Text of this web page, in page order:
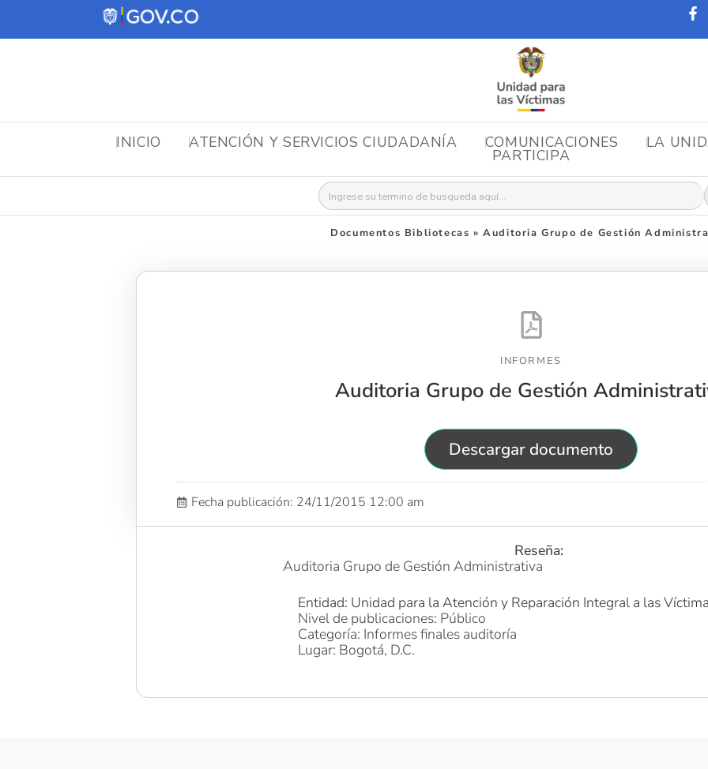
INICIO ATENCIÓN Y SERVICIOS CIUDADANÍA COMUNICACIONES LA
PARTICIPA
Buscar:
Documentos Bibliotecas »Auditoria Grupo de Gestión
INFORMES
Auditoria Grupo de Gestión
Descargar documento
Fecha publicación: 24/11/2015 12:00 am
Reseña:
Auditoria Grupo de Gestión Administrativa
Entidad: Unidad para la Atención y Reparación Integral a las
Nivel de publicaciones: Público
Categoría: Informes finales auditoría
Lugar: Bogotá, D.C.